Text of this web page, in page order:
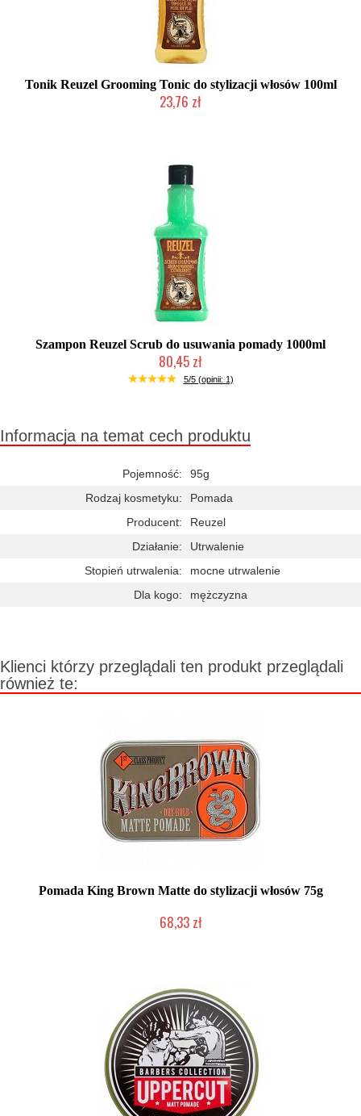
Tonik Reuzel Grooming Tonic do stylizacji włosów 100ml
23,76 zł
Szampon Reuzel Scrub do usuwania pomady 1000ml
80,45 zł
Duża ilość (wysyłka w 24h)
5/5 (opinii: 1)
Informacja na temat cech produktu
Pojemność:
95g
Rodzaj kosmetyku:
Pomada
Producent:
Reuzel
Działanie:
Utrwalenie
Stopień utrwalenia:
mocne utrwalenie
Dla kogo:
mężczyzna
Klienci którzy przeglądali ten produkt przeglądali
również te:
Pomada King Brown Matte do stylizacji włosów 75g
68,33 zł